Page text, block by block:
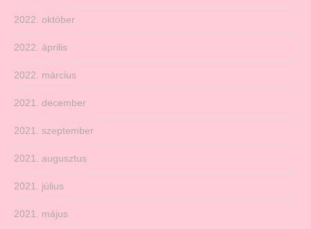
2022. október
2022. április
2022. március
2021. december
2021. szeptember
2021. augusztus
2021. július
2021. május